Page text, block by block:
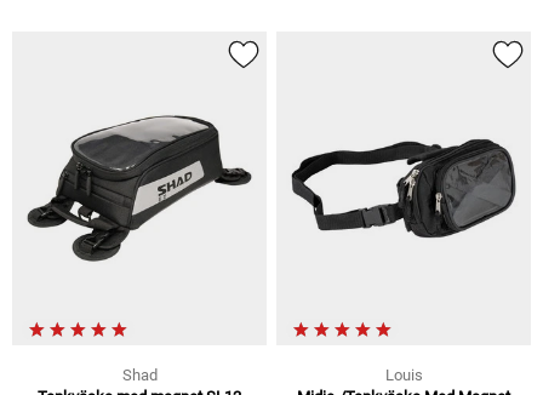
Shad
Louis